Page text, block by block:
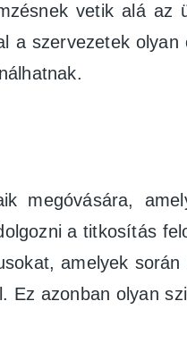
vetik alá az
szervezetek
megóvására,
a titkosítás
amelyek
azonban olyan